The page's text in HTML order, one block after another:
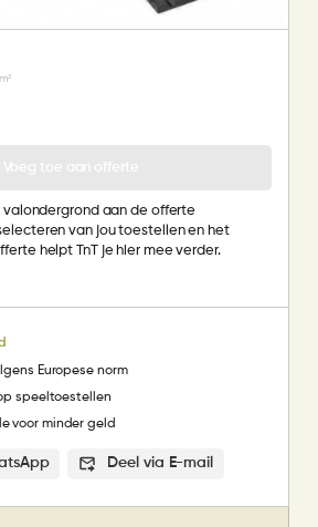
valondergrond aan de offerte
van jou toestellen en het
helpt TnT je hier mee verder.
Europese norm
speeltoestellen
voor minder geld
Deel via E-mail